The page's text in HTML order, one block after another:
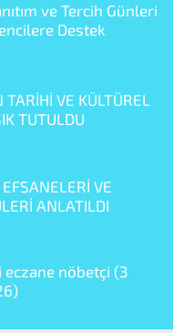
ve Tercih Günleri
Destek
TARİHİ VE KÜLTÜREL
TUTULDU
VE
ANLATILDI
eczane nöbetçi (3